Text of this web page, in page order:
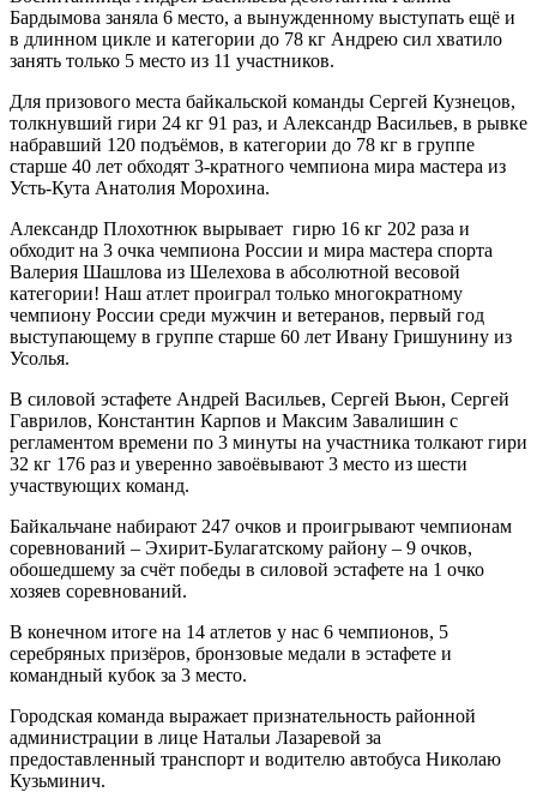
Бардымова заняла 6 место, а вынужденному выступать ещё и
в длинном цикле и категории до 78 кг Андрею сил хватило
занять только 5 место из 11 участников.
Для призового места байкальской команды Сергей Кузнецов,
толкнувший гири 24 кг 91 раз, и Александр Васильев, в рывке
набравший 120 подъёмов, в категории до 78 кг в группе
старше 40 лет обходят 3-кратного чемпиона мира мастера из
Усть-Кута Анатолия Морохина.
Александр Плохотнюк вырывает гирю 16 кг 202 раза и
обходит на 3 очка чемпиона России и мира мастера спорта
Валерия Шашлова из Шелехова в абсолютной весовой
категории! Наш атлет проиграл только многократному
чемпиону России среди мужчин и ветеранов, первый год
выступающему в группе старше 60 лет Ивану Гришунину из
Усолья.
В силовой эстафете Андрей Васильев, Сергей Вьюн, Сергей
Гаврилов, Константин Карпов и Максим Завалишин с
регламентом времени по 3 минуты на участника толкают гири
32 кг 176 раз и уверенно завоёвывают 3 место из шести
участвующих команд.
Байкальчане набирают 247 очков и проигрывают чемпионам
соревнований – Эхирит-Булагатскому району – 9 очков,
обошедшему за счёт победы в силовой эстафете на 1 очко
хозяев соревнований.
В конечном итоге на 14 атлетов у нас 6 чемпионов, 5
серебряных призёров, бронзовые медали в эстафете и
командный кубок за 3 место.
Городская команда выражает признательность районной
администрации в лице Натальи Лазаревой за
предоставленный транспорт и водителю автобуса Николаю
Кузьминич.